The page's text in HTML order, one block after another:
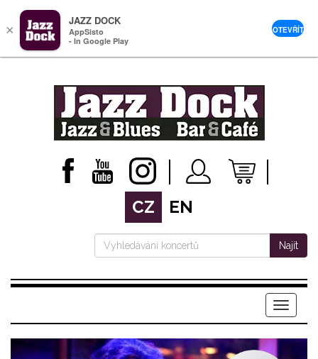
CZ EN
Najít
Menu
×
JAZZ DOCK
AppSisto
- In Google Play
OTEVŘÍT